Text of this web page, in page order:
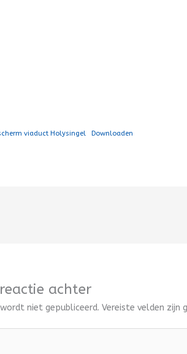
viaduct Holysingel Downloaden
achter
niet gepubliceerd. Vereiste velden zijn